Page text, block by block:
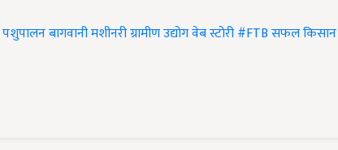
पशुपालनबागवानीमशीनरीग्रामीण उद्योगवेब स्टोरी#FTBसफल किसान